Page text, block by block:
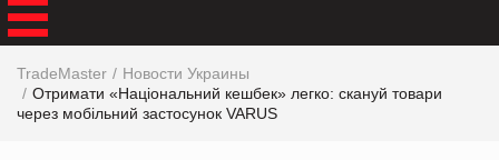
TradeMaster
Новости Украины
Отримати «Національний кешбек» легко: скануй товари
через мобільний застосунок VARUS